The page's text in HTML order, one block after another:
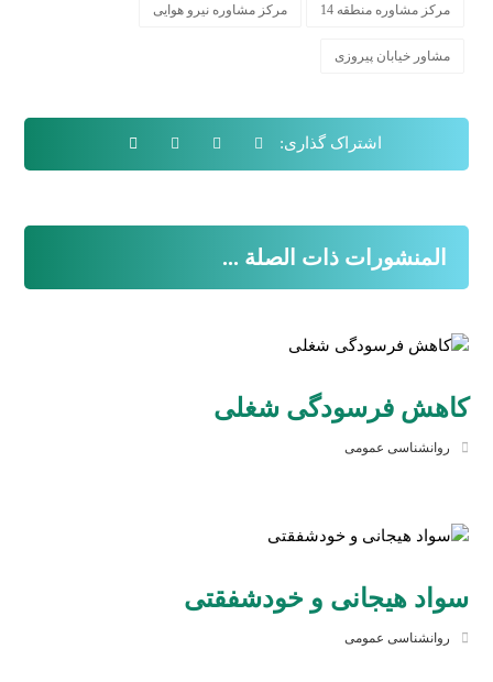
مرکز مشاوره منطقه 14 مرکز مشاوره نیرو هوایی
مشاور خیابان پیروزی
المنشورات ذات الصلة ...
کاهش فرسودگی شغلی
روانشناسی عمومی
سواد هیجانی و خودشفقتی
روانشناسی عمومی